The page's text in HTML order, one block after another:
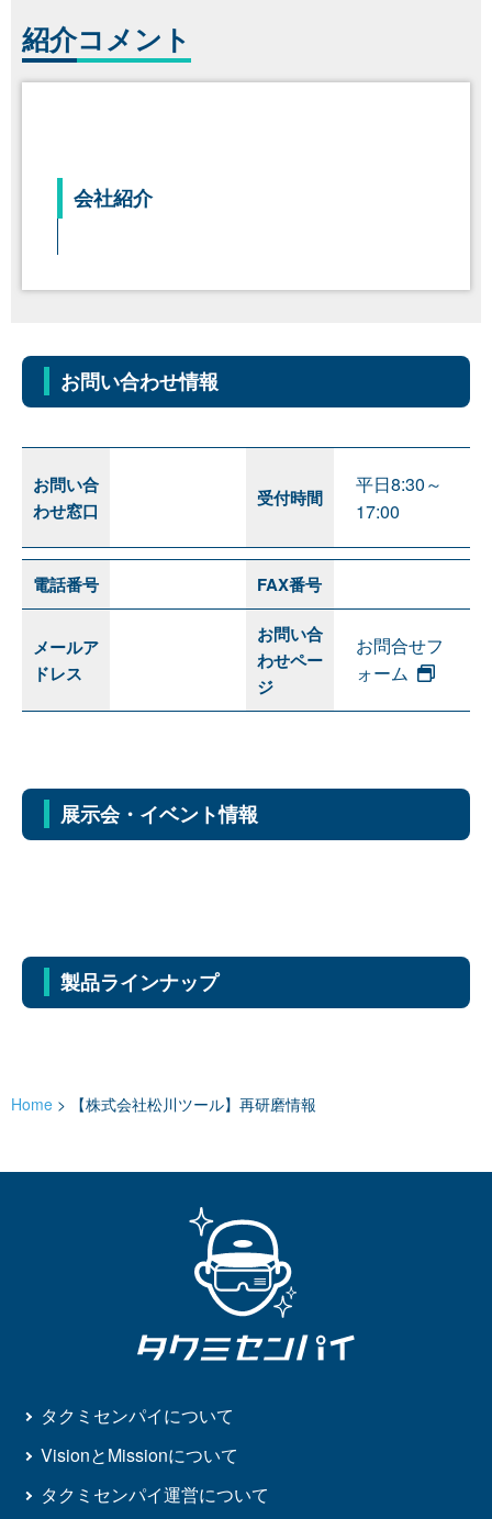
紹介コメント
会社紹介
お問い合わせ情報
お問い合
わせ窓口
受付時間
平日8:30～
17:00
電話番号 FAX番号
メールア
ドレス
お問い合
わせペー
ジ
お問合せフ
ォーム
展示会・イベント情報
製品ラインナップ
Home > 【株式会社松川ツール】再研磨情報
タクミセンパイについて
VisionとMissionについて
タクミセンパイ運営について